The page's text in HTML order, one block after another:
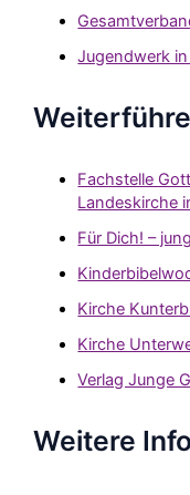
Jugendwerk
Fachstelle
Landeskirche
Für Dich! –
Kirche
Kirche
Verlag Junge
Weitere